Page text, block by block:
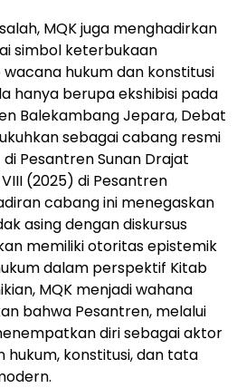
MQK juga menghadirkan
simbol keterbukaan
hukum dan konstitusi
hanya berupa ekshibisi pada
Balekambang Jepara, Debat
sebagai cabang resmi
Pesantren Sunan Drajat
(2025) di Pesantren
cabang ini menegaskan
asing dengan diskursus
memiliki otoritas epistemik
dalam perspektif Kitab
MQK menjadi wahana
bahwa Pesantren, melalui
diri sebagai aktor
konstitusi, dan tata